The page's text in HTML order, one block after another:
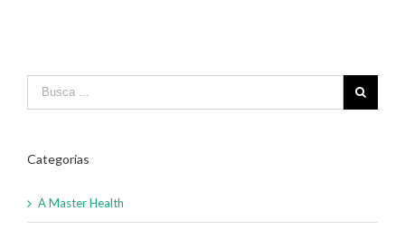
Categorias
A Master Health